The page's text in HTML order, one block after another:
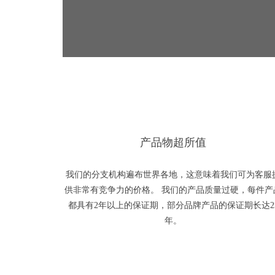
产品物超所值
我们的分支机构遍布世界各地，这意味着我们可为客服
供非常有竞争力的价格。 我们的产品质量过硬，每件产
都具有2年以上的保证期，部分品牌产品的保证期长达
年。